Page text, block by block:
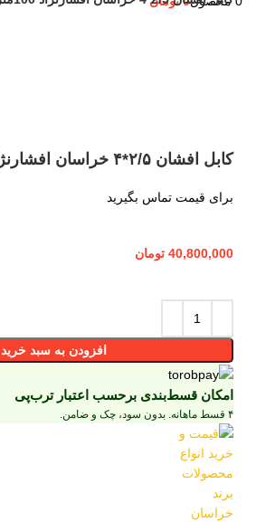
کابل افشان ۲/۵*۴ خراسان افشارنژاد ۱۰۰متری
برای قیمت تماس بگیرید
40,800,000 تومان
افزودن به سبد خرید
امکان قسط‌بندی برحسب اعتبار ترب‌پی
۴ قسط ماهانه. بدون سود، چک و ضامن.